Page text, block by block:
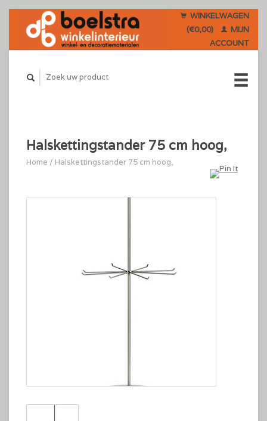
WINKELWAGEN
(€0,00)
MIJN
ACCOUNT
Halskettingstander 75 cm hoog,
Home / Halskettingstander 75 cm hoog,